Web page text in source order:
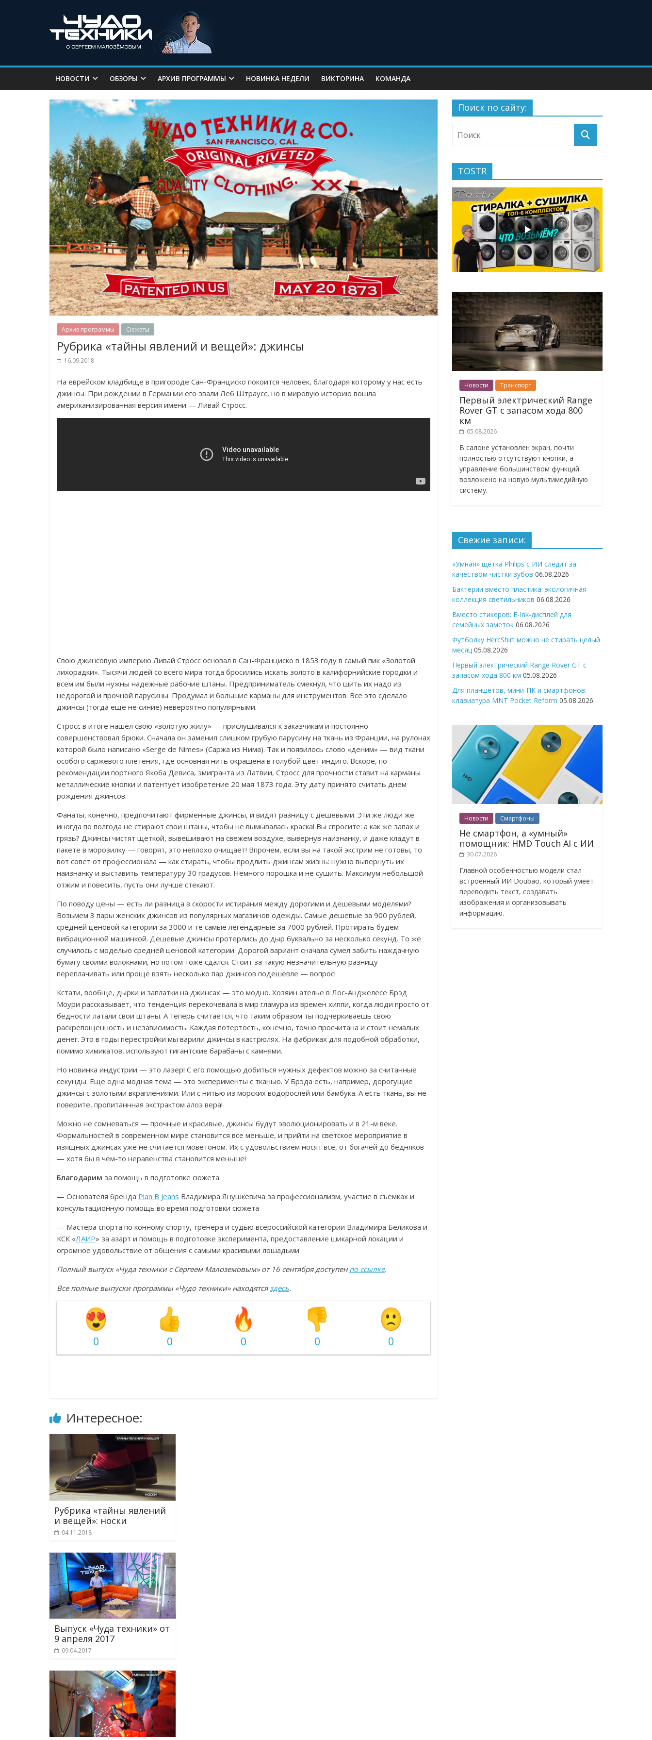
НОВОСТИ ОБЗОРЫ АРХИВ ПРОГРАММЫ НОВИНКА НЕДЕЛИ ВИКТОРИНА КОМАНДА
Архив программы Сюжеты
Рубрика «тайны явлений и вещей»: джинсы
16.09.2018
На еврейском кладбище в пригороде Сан-Франциско покоится человек, благодаря которому у нас есть
джинсы. При рождении в Германии его звали Леб Штраусс, но в мировую историю вошла
американизированная версия имени — Ливай Стросс.
Свою джинсовую империю Ливай Стросс основал в Сан-Франциско в 1853 году в самый пик «Золотой
лихорадки». Тысячи людей со всего мира тогда бросились искать золото в калифорнийские городки и
всем им были нужны надежные рабочие штаны. Предприниматель смекнул, что шить их надо из
недорогой и прочной парусины. Продумал и большие карманы для инструментов. Все это сделало
джинсы (тогда еще не синие) невероятно популярными.
Стросс в итоге нашел свою «золотую жилу» — прислушивался к заказчикам и постоянно
совершенствовал брюки. Сначала он заменил слишком грубую парусину на ткань из Франции, на рулонах
которой было написано «Serge de Nimes» (Саржа из Нима). Так и появилось слово «деним» — вид ткани
особого саржевого плетения, где основная нить окрашена в голубой цвет индиго. Вскоре, по
рекомендации портного Якоба Девиса, эмигранта из Латвии, Стросс для прочности ставит на карманы
металлические кнопки и патентует изобретение 20 мая 1873 года. Эту дату принято считать днем
рождения джинсов.
Фанаты, конечно, предпочитают фирменные джинсы, и видят разницу с дешевыми. Эти же люди же
иногда по полгода не стирают свои штаны, чтобы не вымывалась краска! Вы спросите: а как же запах и
грязь? Джинсы чистят щеткой, вывешивают на свежем воздухе, вывернув наизнанку, и даже кладут в
пакете в морозилку — говорят, это неплохо очищает! Впрочем, если вы на такой экстрим не готовы, то
вот совет от профессионала — как стирать, чтобы продлить джинсам жизнь: нужно вывернуть их
наизнанку и выставить температуру 30 градусов. Немного порошка и не сушить. Максимум небольшой
отжим и повесить, пусть они лучше стекают.
По поводу цены — есть ли разница в скорости истирания между дорогими и дешевыми моделями?
Возьмем 3 пары женских джинсов из популярных магазинов одежды. Самые дешевые за 900 рублей,
средней ценовой категории за 3000 и те самые легендарные за 7000 рублей. Протирать будем
вибрационной машинкой. Дешевые джинсы протерлись до дыр буквально за несколько секунд. То же
случилось с моделью средней ценовой категории. Дорогой вариант сначала сумел забить наждачную
бумагу своими волокнами, но потом тоже сдался. Стоит за такую незначительную разницу
переплачивать или проще взять несколько пар джинсов подешевле — вопрос!
Кстати, вообще, дырки и заплатки на джинсах — это модно. Хозяин ателье в Лос-Анджелесе Брэд
Моури рассказывает, что тенденция перекочевала в мир гламура из времен хиппи, когда люди просто от
бедности латали свои штаны. А теперь считается, что таким образом ты подчеркиваешь свою
раскрепощенность и независимость. Каждая потертость, конечно, точно просчитана и стоит немалых
денег. Это в годы перестройки мы варили джинсы в кастрюлях. На фабриках для подобной обработки,
помимо химикатов, используют гигантские барабаны с камнями.
Но новинка индустрии — это лазер! С его помощью добиться нужных дефектов можно за считанные
секунды. Еще одна модная тема — это эксперименты с тканью. У Брэда есть, например, дорогущие
джинсы с золотыми вкраплениями. Или с нитью из морских водорослей или бамбука. А есть ткань, вы не
поверите, пропитаннная экстрактом алоэ вера!
Можно не сомневаться — прочные и красивые, джинсы будут эволюционировать и в 21-м веке.
Формальностей в современном мире становится все меньше, и прийти на светское мероприятие в
изящных джинсах уже не считается моветоном. Их с удовольствием носят все, от богачей до бедняков
— хотя бы в чем-то неравенства становится меньше!
Благодарим за помощь в подготовке сюжета:
— Основателя бренда Plan B Jeans Владимира Янушкевича за профессионализм, участие в съемках и
консультационную помощь во время подготовки сюжета
— Мастера спорта по конному спорту, тренера и судью всероссийской категории Владимира Беликова и
КСК «ЛАИР» за азарт и помощь в подготовке эксперимента, предоставление шикарной локации и
огромное удовольствие от общения с самыми красивыми лошадьми
Полный выпуск «Чуда техники с Сергеем Малоземовым» от 16 сентября доступен по ссылке.
Все полные выпуски программы «Чудо техники» находятсяздесь.
0 0 0 0 0
Интересное:
Рубрика «тайны явлений
и вещей»: носки
04.11.2018
Выпуск «Чуда техники» от
9 апреля 2017
09.04.2017
Поиск по сайту:
TOSTR
Новости Транспорт
Первый электрический Range
Rover GT с запасом хода 800
км
05.08.2026
В салоне установлен экран, почти
полностью отсутствуют кнопки, а
управление большинством функций
возложено на новую мультимедийную
систему.
Свежие записи:
«Умная» щётка Philips с ИИ следит за
качеством чистки зубов 06.08.2026
Бактерии вместо пластика: экологичная
коллекция светильников 06.08.2026
Вместо стикеров: E-Ink-дисплей для
семейных заметок 06.08.2026
Футболку HercShirt можно не стирать целый
месяц 05.08.2026
Первый электрический Range Rover GT с
запасом хода 800 км 05.08.2026
Для планшетов, мини-ПК и смартфонов:
клавиатура MNT Pocket Reform 05.08.2026
Новости Смартфоны
Не смартфон, а «умный»
помощник: HMD Touch AI с ИИ
30.07.2026
Главной особенностью модели стал
встроенный ИИ Doubao, который умеет
переводить текст, создавать
изображения и организовывать
информацию.